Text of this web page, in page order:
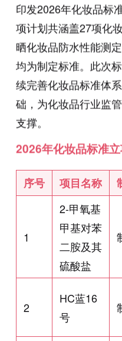
印发2026年化妆品标
项计划共涵盖27项化
晒化妆品防水性能测
均为制定标准。此次
续完善化妆品标准体
础，为化妆品行业监
支撑。
2026年化妆品标准
序号 项目名称
1
2-甲氧基
甲基对苯
二胺及其
硫酸盐
2
HC蓝16
号